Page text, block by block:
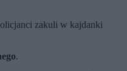
zakuli w kajdanki
.